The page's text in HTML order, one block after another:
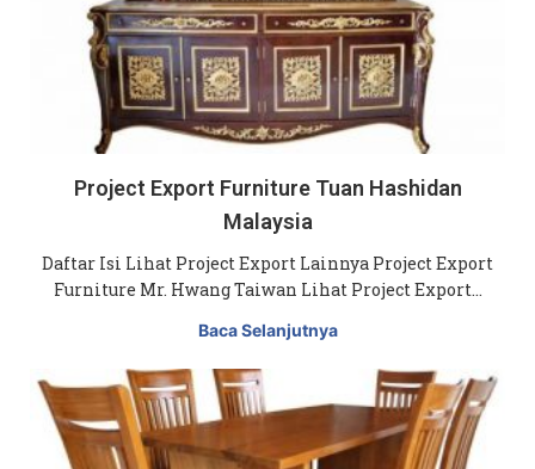
Project Export Furniture Tuan Hashidan
Malaysia
Daftar Isi Lihat Project Export Lainnya Project Export
Furniture Mr. Hwang Taiwan Lihat Project Export…
Baca Selanjutnya